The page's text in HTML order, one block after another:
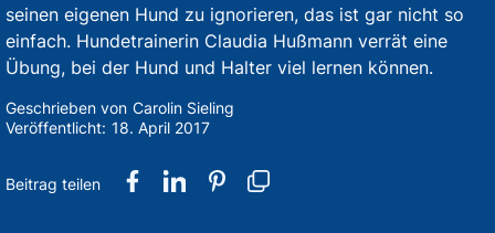
seinen eigenen Hund zu ignorieren, das ist gar nicht so
einfach. Hundetrainerin Claudia Hußmann verrät eine
Übung, bei der Hund und Halter viel lernen können.
Geschrieben von Carolin Sieling
Veröffentlicht: 18. April 2017